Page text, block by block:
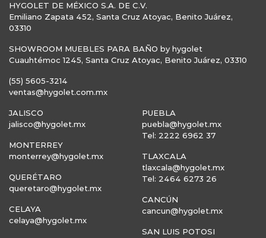
HYGOLET DE MÉXICO S.A. DE C.V.
Emiliano Zapata 452, Santa Cruz Atoyac, Benito Juárez,
03310
SHOWROOM MUEBLES PARA BAÑO by hygolet
Cuauhtémoc 1245, Santa Cruz Atoyac, Benito Juárez, 03310
(55) 5605-3214
ventas@hygolet.com.mx
JALISCO
jalisco@hygolet.mx
MONTERREY
monterrey@hygolet.mx
QUERÉTARO
queretaro@hygolet.mx
CELAYA
celaya@hygolet.mx
PUEBLA
puebla@hygolet.mx
Tel: 2222 6962 37
TLAXCALA
tlaxcala@hygolet.mx
Tel: 2464 6273 26
CANCÚN
cancun@hygolet.mx
SAN LUIS POTOSI